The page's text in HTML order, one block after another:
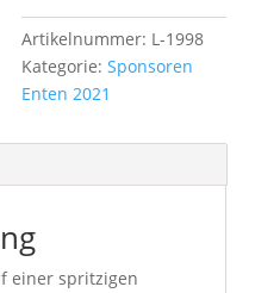
Artikelnummer: L-1998
Kategorie:Sponsoren
Enten 2021
einer spritzigen